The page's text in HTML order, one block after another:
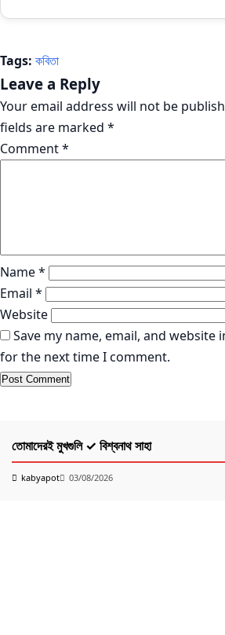
Tags: কবিতা
Leave a Reply
Your email address will not be
fields are marked *
Comment*
Name*
Email *
Website
Save my name, email, and website
for the next time I comment.
তোমাদেরই মুখগুলি ✓ বিশ্বনাথ সাহা
kabyapot 03/08/2026